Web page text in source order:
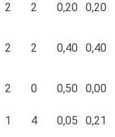
2 2 0,20 0,20
2 2 0,40 0,40
2 0 0,50 0,00
1 4 0,05 0,21